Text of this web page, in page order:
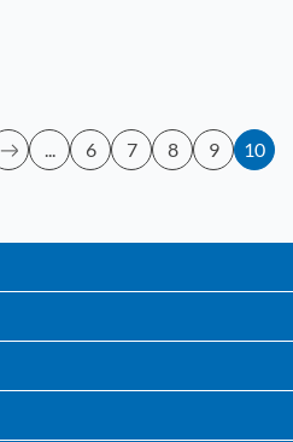
... 6 7 8 9 10